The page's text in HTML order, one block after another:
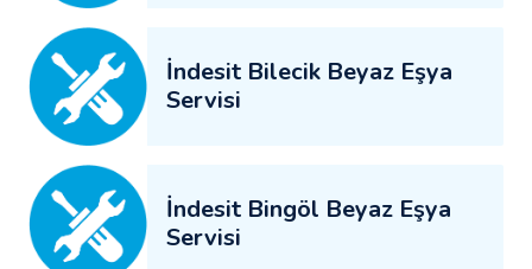
İndesit Bilecik Beyaz Eşya
Servisi
İndesit Bingöl Beyaz Eşya
Servisi